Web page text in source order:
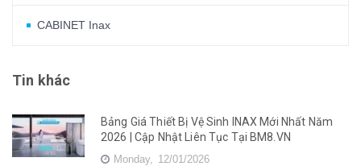
CABINET Inax
Tin khác
Bảng Giá Thiết Bị Vệ Sinh INAX Mới Nhất Năm
2026 | Cập Nhật Liên Tục Tại BM8.VN
Monday, 12/01/2026